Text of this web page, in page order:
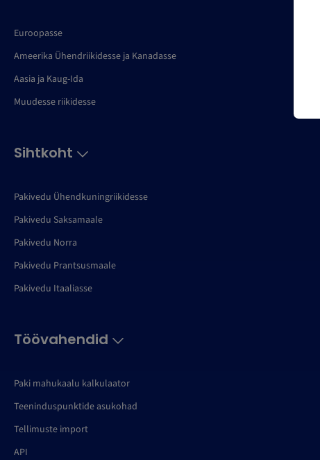
Euroopasse
Ameerika Ühendriikidesse ja Kanadasse
Aasia ja Kaug-Ida
Muudesse riikidesse
Sihtkoht
Pakivedu Ühendkuningriikidesse
Pakivedu Saksamaale
Pakivedu Norra
Pakivedu Prantsusmaale
Pakivedu Itaaliasse
Töövahendid
Paki mahukaalu kalkulaator
Teeninduspunktide asukohad
Tellimuste import
API